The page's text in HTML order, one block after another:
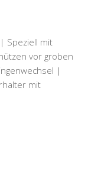
Speziell mit
vor groben
|
mit